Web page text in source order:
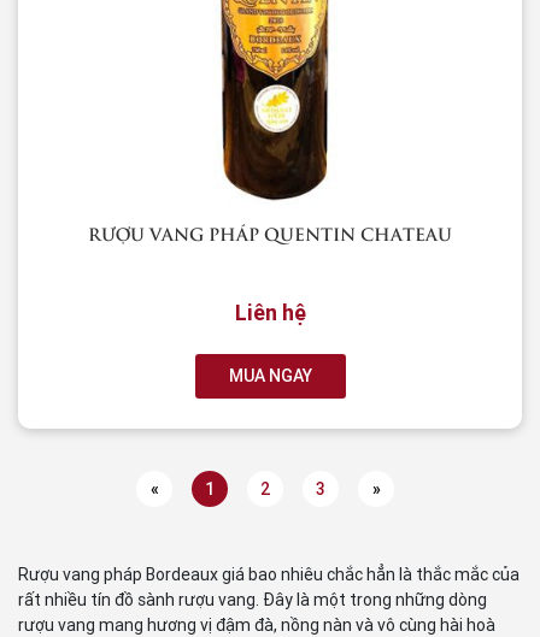
RƯỢU VANG PHÁP QUENTIN CHATEAU
Liên hệ
MUA NGAY
« 1 2 3 »
Rượu vang pháp Bordeaux giá bao nhiêu chắc hẳn là thắc mắc của
rất nhiều tín đồ sành rượu vang. Đây là một trong những dòng
rượu vang mang hương vị đậm đà, nồng nàn và vô cùng hài hoà